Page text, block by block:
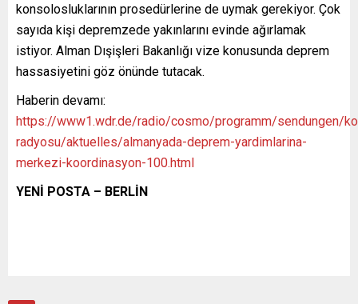
konsolosluklarının prosedürlerine de uymak gerekiyor. Çok
sayıda kişi depremzede yakınlarını evinde ağırlamak
istiyor. Alman Dışişleri Bakanlığı vize konusunda deprem
hassasiyetini göz önünde tutacak.
Haberin devamı:
https://www1.wdr.de/radio/cosmo/programm/sendungen/
radyosu/aktuelles/almanyada-deprem-yardimlarina-
merkezi-koordinasyon-100.html
YENİ POSTA – BERLİN